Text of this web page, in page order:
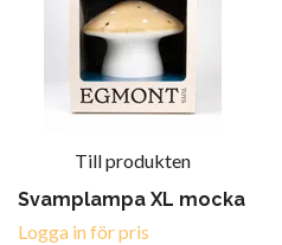
Till produkten
Svamplampa XL mocka
Logga in för pris